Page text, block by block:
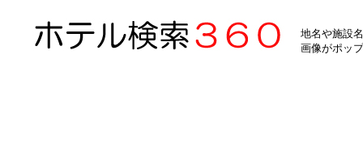
地名や施設
画像がポッ